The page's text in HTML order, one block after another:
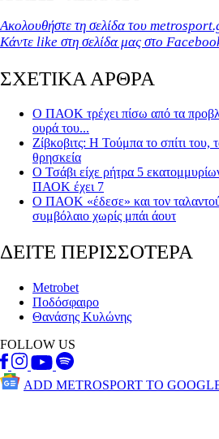
Ακολουθήστε τη σελίδα του
Κάντε like στη σελίδα μας στο
ΣΧΕΤΙΚΑ ΑΡΘΡΑ
Ο ΠΑΟΚ τρέχει πίσω από τα
ουρά του...
Ζίβκοβιτς: Η Τούμπα το σπίτι του,
θρησκεία
Ο Τσάβι είχε ρήτρα 5
ΠΑΟΚ έχει 7
Ο ΠΑΟΚ «έδεσε» και τον
συμβόλαιο χωρίς μπάι άουτ
ΔΕΙΤΕ ΠΕΡΙΣΣΟΤΕΡΑ
Metrobet
Ποδόσφαιρο
Θανάσης Κυλώνης
FOLLOW US
ADD METROSPORT TO